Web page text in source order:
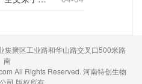
集聚区工业路和华山路交叉口500米路
南
All Rights Reserved. 河南特创生物
司 版权所有